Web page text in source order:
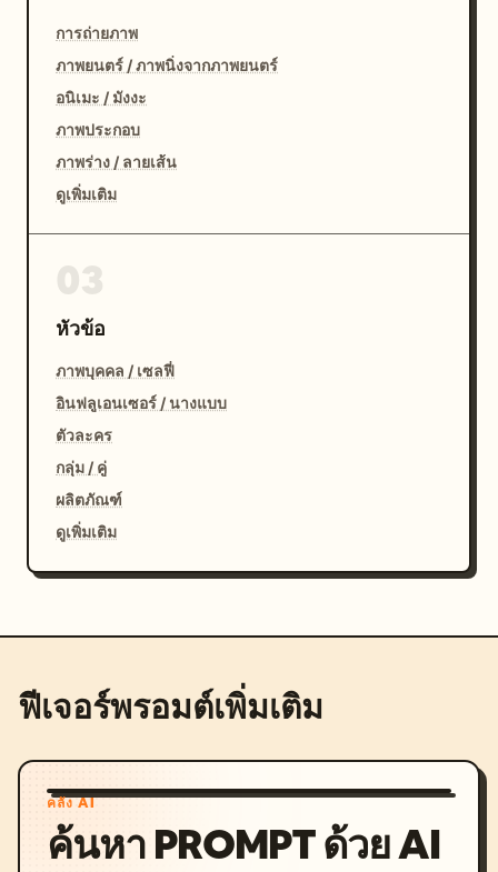
การถ่ายภาพ
ภาพยนตร์ / ภาพนิ่งจากภาพยนตร์
อนิเมะ / มังงะ
ภาพประกอบ
ภาพร่าง / ลายเส้น
ดูเพิ่มเติม
หัวข้อ
ภาพบุคคล / เซลฟี่
อินฟลูเอนเซอร์ / นางแบบ
ตัวละคร
กลุ่ม / คู่
ผลิตภัณฑ์
ดูเพิ่มเติม
ฟีเจอร์พรอมต์เพิ่มเติม
คลัง AI
ค้นหา PROMPT ด้วย AI